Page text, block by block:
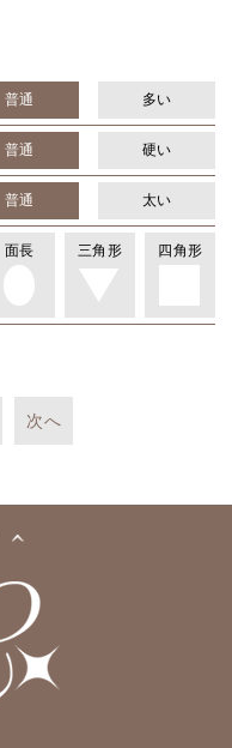
普通 多い
普通 硬い
普通 太い
面長 三角形 四角形
次へ